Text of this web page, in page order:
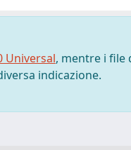
Universal, mentre i file
indicazione.